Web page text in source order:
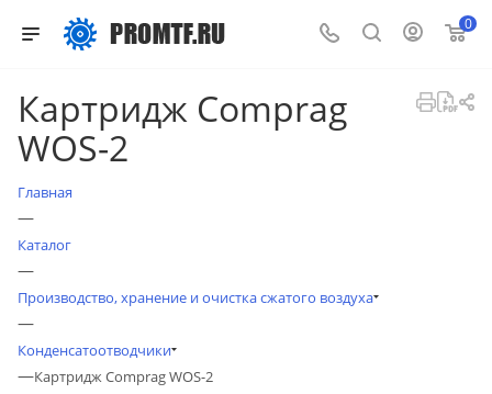
0
Картридж Comprag
WOS-2
Главная
—
Каталог
—
Производство, хранение и очистка сжатого воздуха
—
Конденсатоотводчики
—Картридж Comprag WOS-2